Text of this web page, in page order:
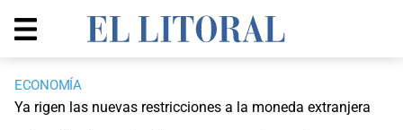
ECONOMÍA
Ya rigen las nuevas restricciones a la moneda extranjera